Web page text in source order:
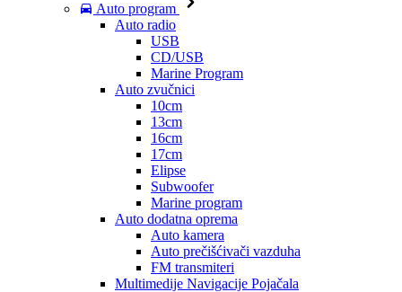
Auto program
Auto radio
USB
CD/USB
Marine Program
Auto zvučnici
10cm
13cm
16cm
17cm
Elipse
Subwoofer
Marine program
Auto dodatna oprema
Auto kamera
Auto prečišćivači vazduha
FM transmiteri
Multimedije Navigacije Pojačala